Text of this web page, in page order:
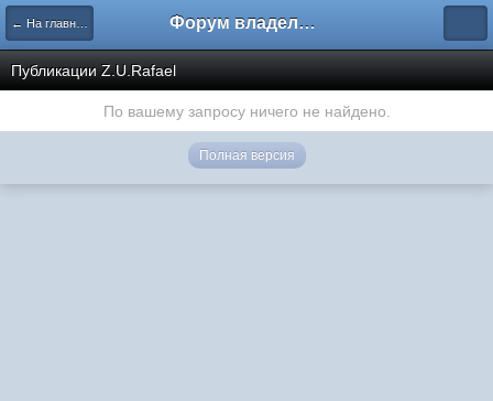
← На главную Форум владельцев интернет-магазинов
Публикации Z.U.Rafael
По вашему запросу ничего не найдено.
Полная версия